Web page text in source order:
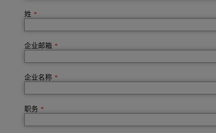
姓 *
企业邮箱 *
企业名称 *
职务 *